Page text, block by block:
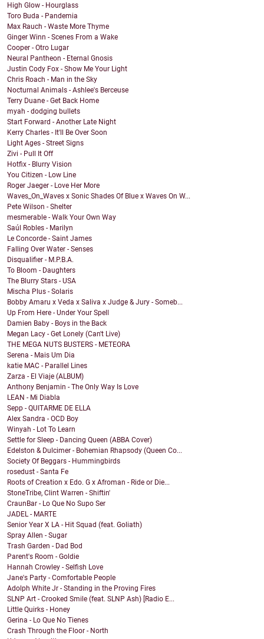
High Glow - Hourglass
Toro Buda - Pandemia
Max Rauch - Waste More Thyme
Ginger Winn - Scenes From a Wake
Cooper - Otro Lugar
Neural Pantheon - Eternal Gnosis
Justin Cody Fox - Show Me Your Light
Chris Roach - Man in the Sky
Nocturnal Animals - Ashlee's Berceuse
Terry Duane - Get Back Home
myah - dodging bullets
Start Forward - Another Late Night
Kerry Charles - It'll Be Over Soon
Light Ages - Street Signs
Zivi - Pull It Off
Hotfix - Blurry Vision
You Citizen - Low Line
Roger Jaeger - Love Her More
Waves_On_Waves x Sonic Shades Of Blue x Waves On W...
Pete Wilson - Shelter
mesmerable - Walk Your Own Way
Saúl Robles - Marilyn
Le Concorde - Saint James
Falling Over Water - Senses
Disqualifier - M.P.B.A.
To Bloom - Daughters
The Blurry Stars - USA
Mischa Plus - Solaris
Bobby Amaru x Veda x Saliva x Judge & Jury - Someb...
Up From Here - Under Your Spell
Damien Baby - Boys in the Back
Megan Lacy - Get Lonely (Can't Live)
THE MEGA NUTS BUSTERS - METEORA
Serena - Mais Um Dia
katie MAC - Parallel Lines
Zarza - El Viaje (ALBUM)
Anthony Benjamin - The Only Way Is Love
LEAN - Mi Diabla
Sepp - QUITARME DE ELLA
Alex Sandra - OCD Boy
Winyah - Lot To Learn
Settle for Sleep - Dancing Queen (ABBA Cover)
Edelston & Dulcimer - Bohemian Rhapsody (Queen Co...
Society Of Beggars - Hummingbirds
rosedust - Santa Fe
Roots of Creation x Edo. G x Afroman - Ride or Die...
StoneTribe, Clint Warren - Shiftin'
CraunBar - Lo Que No Supo Ser
JADEL - MARTE
Senior Year X LA - Hit Squad (feat. Goliath)
Spray Allen - Sugar
Trash Garden - Dad Bod
Parent's Room - Goldie
Hannah Crowley - Selfish Love
Jane's Party - Comfortable People
Adolph White Jr - Standing in the Proving Fires
SLNP Art - Crooked Smile (feat. SLNP Ash) [Radio E...
Little Quirks - Honey
Gerina - Lo Que No Tienes
Crash Through the Floor - North